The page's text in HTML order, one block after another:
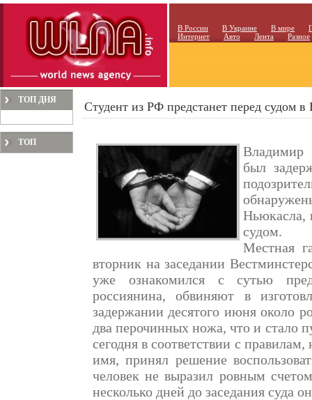
В России В Украине В мире
Интернет
Авто Лента Разное
ТОП ДНЯ
ТОП
Студент из РФ предстанет перед судом
Владимир
был
Ньюкасла,
судом.
Местная
вторник на заседании
уже ознакомился с сутью
россиянина, обвиняют в
задержании десятого июня около
два перочинных ножа, что и стало
сегодня в соответствии с
имя, принял решение
человек не выразил ровным
несколько дней до заседания суда